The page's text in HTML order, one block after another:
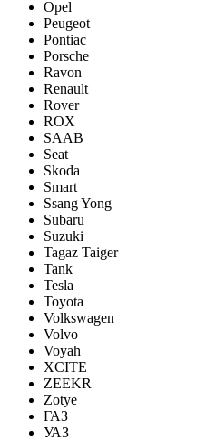
Opel
Peugeot
Pontiac
Porsсhe
Ravon
Renault
Rover
ROX
SAAB
Seat
Skoda
Smart
Ssang Yong
Subaru
Suzuki
Tagaz Taiger
Tank
Tesla
Toyota
Volkswagen
Volvo
Voyah
XCITE
ZEEKR
Zotye
ГАЗ
УАЗ